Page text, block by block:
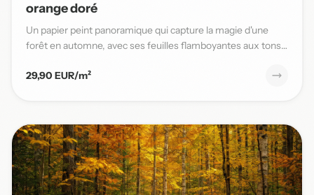
orange doré
Un papier peint panoramique qui capture la magie d'une
forêt en automne, avec ses feuilles flamboyantes aux tons
29,90 EUR/m²